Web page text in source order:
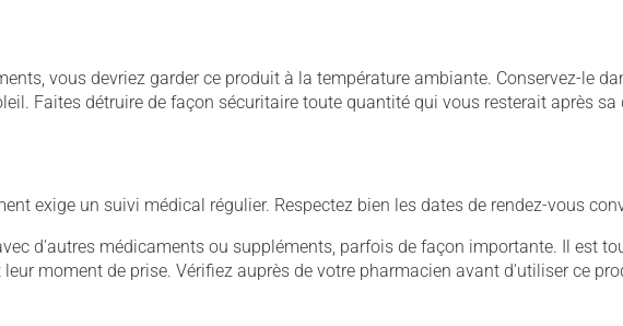
vous devriez garder ce produit à la température ambiante. Conservez-le
Faites détruire de façon sécuritaire toute quantité qui vous resterait après sa
exige un suivi médical régulier. Respectez bien les dates de rendez-vous
d'autres médicaments ou suppléments, parfois de façon importante. Il est
moment de prise. Vérifiez auprès de votre pharmacien avant d'utiliser ce